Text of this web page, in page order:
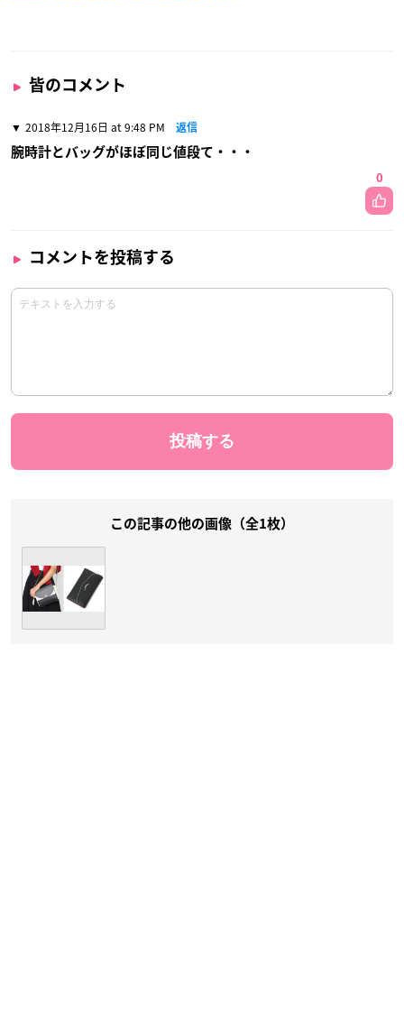
皆のコメント
2018年12月16日 at 9:48 PM 返信
腕時計とバッグがほぼ同じ値段て・・・
0
コメントを投稿する
この記事の他の画像（全1枚）